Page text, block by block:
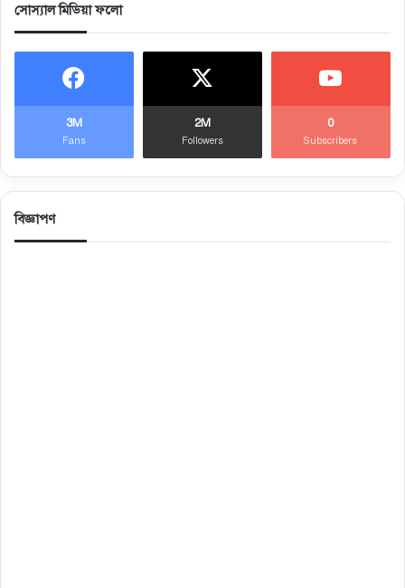
সোস্যাল মিডিয়া ফলো
3M
Fans
2M
Followers
0
Subscribers
বিজ্ঞাপণ